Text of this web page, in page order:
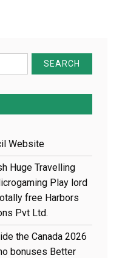
Website
Huge Travelling
Play lord
free Harbors
Pvt Ltd.
the Canada 2026
bonuses Better